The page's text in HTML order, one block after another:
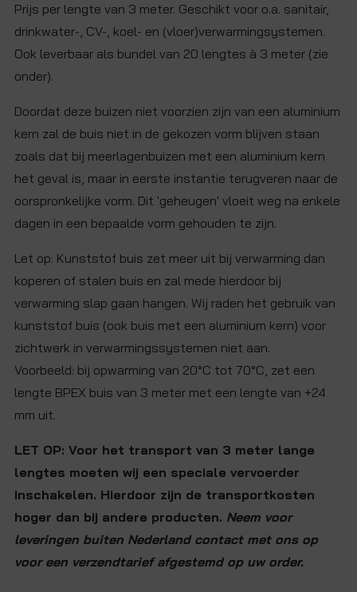
Prijs per lengte van 3 meter. Geschikt voor o.a. sanitair,
drinkwater-, CV-, koel- en (vloer)verwarmingsystemen.
Ook leverbaar als bundel van 20 lengtes à 3 meter (zie
onder).
Doordat deze buizen niet voorzien zijn van een aluminium
kern zal de buis niet in de gekozen vorm blijven staan
zoals dat bij meerlagenbuizen met een aluminium kern
het geval is, maar in eerste instantie terugveren naar de
oorspronkelijke vorm. Dit 'geheugen' vloeit weg na enkele
dagen in een bepaalde vorm gehouden te zijn.
Let op: Kunststof buis zet meer uit bij verwarming dan
koperen of stalen buis en zal mede hierdoor bij
verwarming slap gaan hangen. Wij raden het gebruik van
kunststof buis (ook buis met een aluminium kern) voor
zichtwerk in verwarmingssystemen niet aan.
Voorbeeld: bij opwarming van 20°C tot 70°C, zet een
lengte BPEX buis van 3 meter met een lengte van +24
mm uit.
LET OP: Voor het transport van 3 meter lange
lengtes moeten wij een speciale vervoerder
inschakelen. Hierdoor zijn de transportkosten
hoger dan bij andere producten. Neem voor
leveringen buiten Nederland contact met ons op
voor een verzendtarief afgestemd op uw order.